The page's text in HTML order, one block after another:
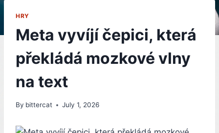
HRY
Meta vyvíjí čepici, která
překládá mozkové vlny
na text
By bittercat July 1, 2026